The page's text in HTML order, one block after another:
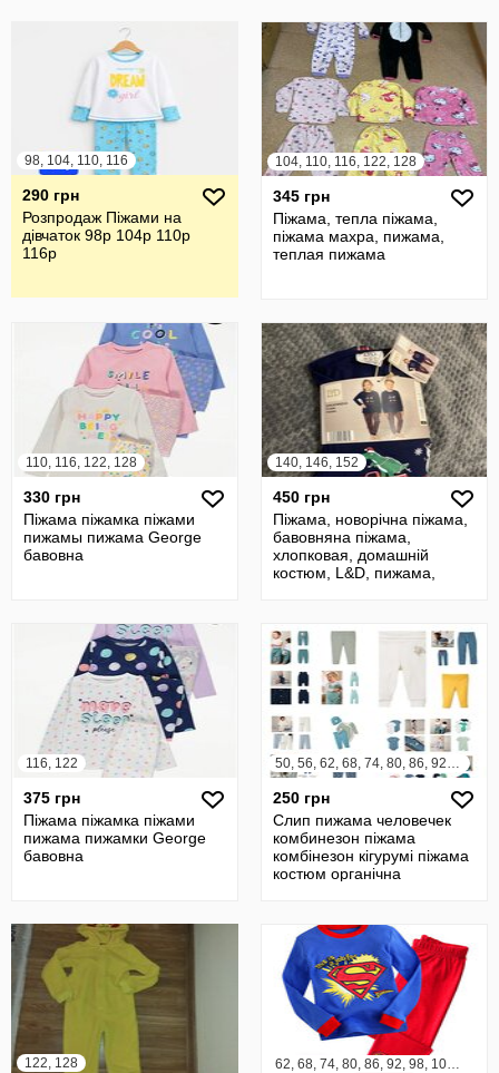
98, 104, 110, 116
290 грн
Розпродаж Піжами на
дівчаток 98р 104р 110р
116р
104, 110, 116, 122, 128
345 грн
Піжама, тепла піжама,
піжама махра, пижама,
теплая пижама
110, 116, 122, 128
330 грн
Піжама піжамка піжами
пижамы пижама George
бавовна
140, 146, 152
450 грн
Піжама, новорічна піжама,
бавовняна піжама,
хлопковая, домашній
костюм, L&D, пижама,
116, 122
375 грн
Піжама піжамка піжами
пижама пижамки George
бавовна
50, 56, 62, 68, 74, 80, 86, 92, 98, 104
250 грн
Слип пижама человечек
комбинезон піжама
комбінезон кігурумі піжама
костюм органічна
122, 128 62, 68, 74, 80, 86, 92, 98, 104, 110, 116, 122, 128, 134, 140, 146, 152, 158